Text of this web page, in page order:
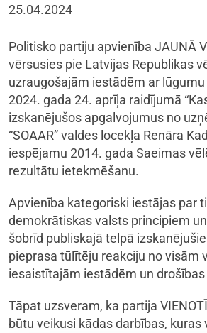
25.04.2024
Politisko partiju apvienība JAUNĀ
vērsusies pie Latvijas Republikas
uzraugošajām iestādēm ar
2024. gada 24. aprīļa raidījumā
izskanējušos apgalvojumus no
“SOAAR” valdes locekļa Renāra
iespējamu 2014. gada Saeimas
rezultātu ietekmēšanu.
Apvienība kategoriski iestājas par
demokrātiskas valsts principiem
šobrīd publiskajā telpā
pieprasa tūlītēju reakciju no visām
iesaistītajām iestādēm un
Tāpat uzsveram, ka partija
būtu veikusi kādas darbības, kuras